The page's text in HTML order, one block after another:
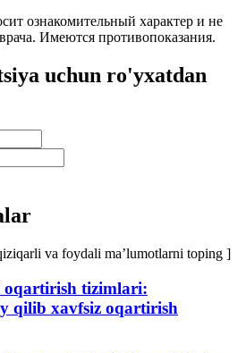
ознакомительный характер и не
Имеются противопоказания.
uchun ro'yxatdan
va foydali ma’lumotlarni toping ]
oqartirish tizimlari:
qilib xavfsiz oqartirish